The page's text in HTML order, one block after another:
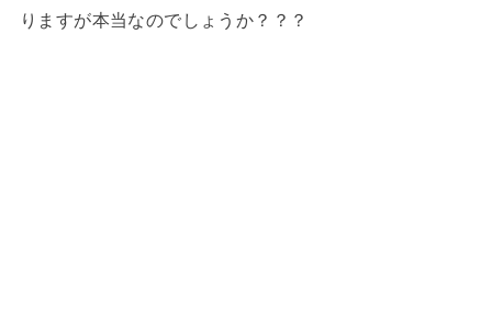
りますが本当なのでしょうか？？？